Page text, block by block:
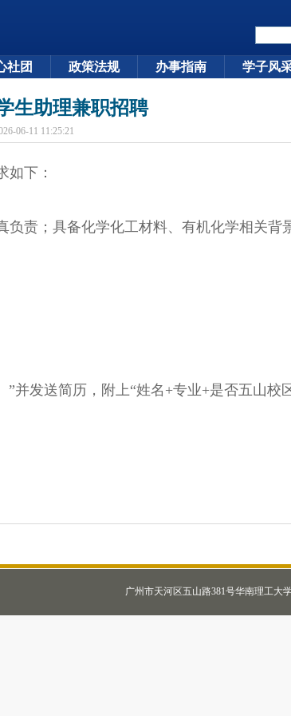
社团 政策法规 办事指南 学子风
生助理兼职招聘
06-11 11:25:21
如下：
负责；具备化学化工材料、有机化学相关背
”并发送简历，附上“姓名+专业+是否五山校
广州市天河区五山路381号华南理工大